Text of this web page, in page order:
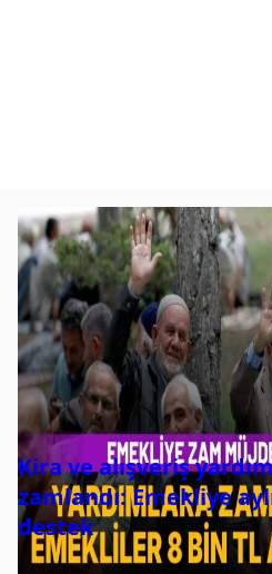
Kira ve alışveriş
zamlandı: Emekliye
destek